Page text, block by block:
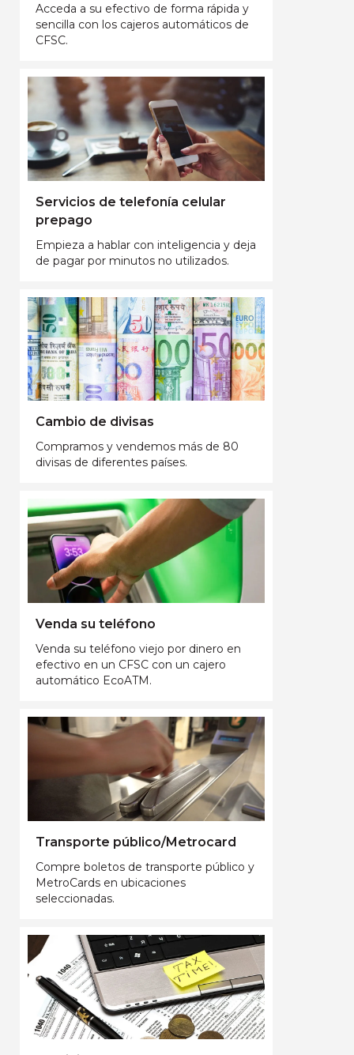
Acceda a su efectivo de forma rápida y
sencilla con los cajeros automáticos de
CFSC.
Servicios de telefonía celular
prepago
Empieza a hablar con inteligencia y deja
de pagar por minutos no utilizados.
Cambio de divisas
Compramos y vendemos más de 80
divisas de diferentes países.
Venda su teléfono
Venda su teléfono viejo por dinero en
efectivo en un CFSC con un cajero
automático EcoATM.
Transporte público/Metrocard
Compre boletos de transporte público y
MetroCards en ubicaciones
seleccionadas.